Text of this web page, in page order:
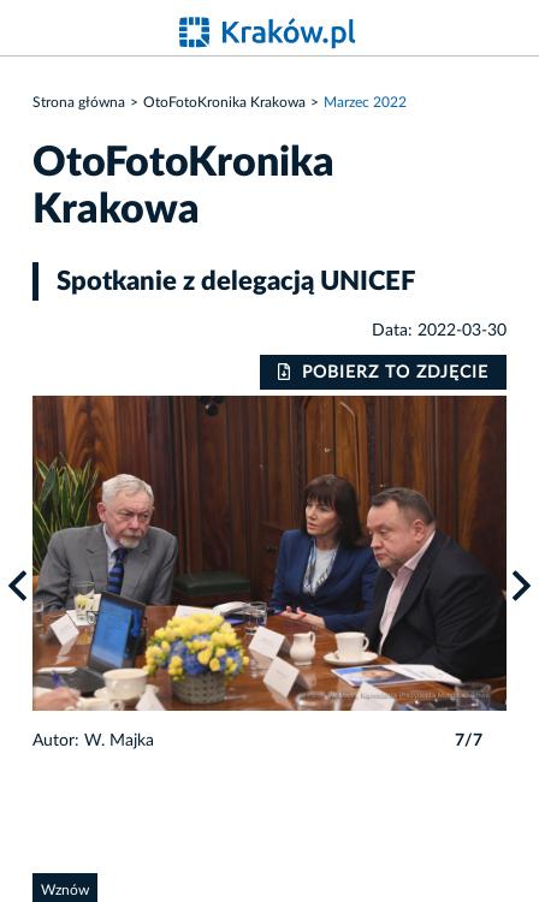
Strona główna OtoFotoKronika Krakowa Marzec 2022
OtoFotoKronika
Krakowa
Spotkanie z delegacją UNICEF
Data: 2022-03-30
POBIERZ TO ZDJĘCIE
Autor: W. Majka 7/7
Wznów